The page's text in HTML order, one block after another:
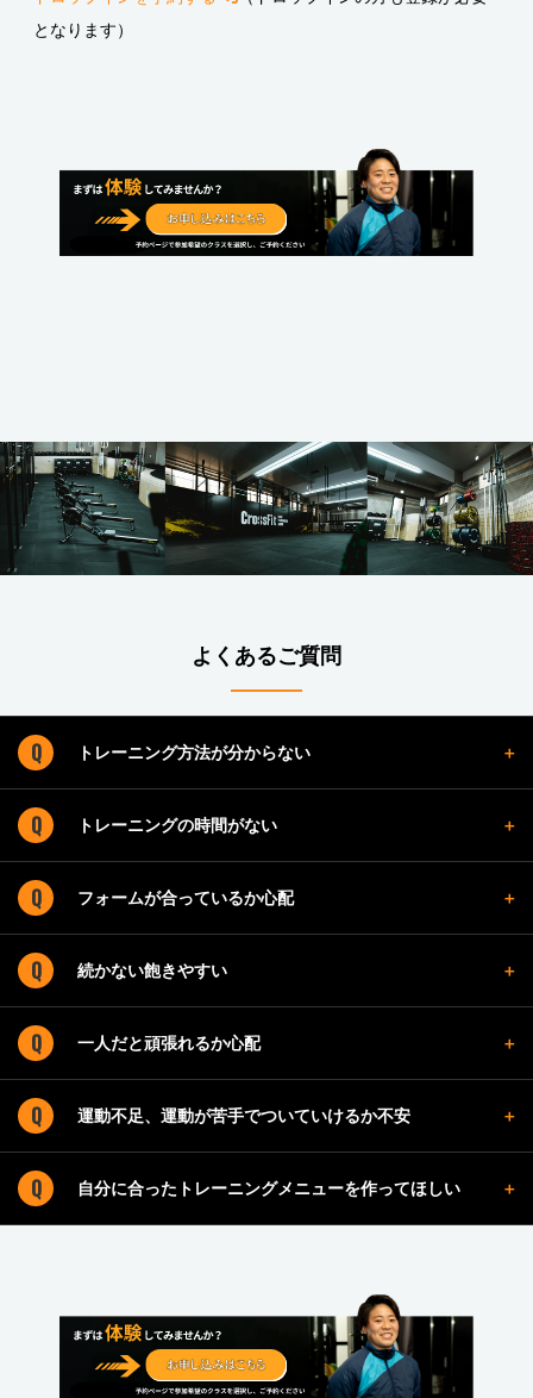
となります）
よくあるご質問
トレーニング方法が分からない
トレーニングの時間がない
フォームが合っているか心配
続かない飽きやすい
一人だと頑張れるか心配
運動不足、運動が苦手でついていけるか不安
自分に合ったトレーニングメニューを作ってほしい